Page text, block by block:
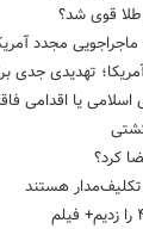
طلا قوی شد؟
مجدد
تهدیدی جدی
یا اقدامی
کرد؟
تکلیف‌مدار هستند